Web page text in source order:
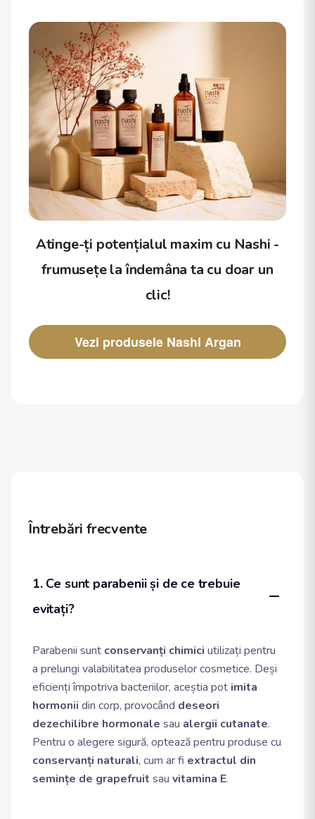
Atinge-ți potențialul maxim cu Nashi -
frumusețe la îndemâna ta cu doar un
clic!
Vezi produsele Nashi Argan
Întrebări frecvente
1. Ce sunt parabenii și de ce trebuie
evitați?
Parabenii sunt conservanți chimici utilizați pentru
a prelungi valabilitatea produselor cosmetice. Deși
eficienți împotriva bacteriilor, aceștia pot imita
hormonii din corp, provocând deseori
dezechilibre hormonale sau alergii cutanate.
Pentru o alegere sigură, optează pentru produse cu
conservanți naturali, cum ar fi extractul din
semințe de grapefruit sau vitamina E.